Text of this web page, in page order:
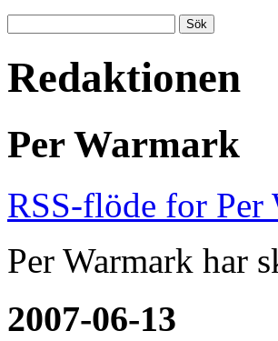
Redaktionen
Per Warmark
RSS-flöde for Per
Per Warmark har
2007-06-13